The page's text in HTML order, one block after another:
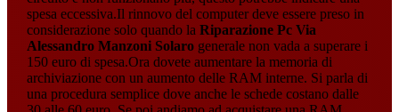
spesa eccessiva.Il rinnovo del computer deve essere preso in
considerazione solo quando la Riparazione Pc Via
Alessandro Manzoni Solarogenerale non vada a superare i
150 euro di spesa.Ora dovete aumentare la memoria di
archiviazione con un aumento delle RAM interne. Si parla di
una procedura semplice dove anche le schede costano dalle